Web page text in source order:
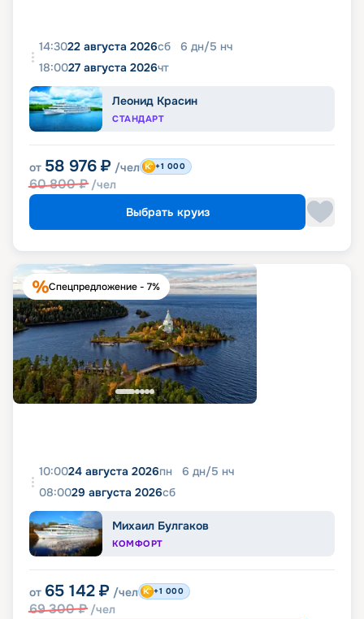
14:3022 августа 2026сб 6 дн/5 нч
18:0027 августа 2026чт
Леонид Красин
СТАНДАРТ
от 58 976 ₽ /чел
60 800₽ /чел
+1 000
Выбрать круиз
Спецпредложение - 7%
10:0024 августа 2026пн 6 дн/5 нч
08:0029 августа 2026сб
Михаил Булгаков
КОМФОРТ
от 65 142 ₽ /чел
69 300₽ /чел
+1 000